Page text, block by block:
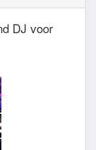
DJ voor